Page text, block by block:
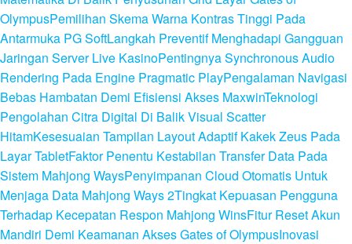
OlympusPemilihan Skema Warna Kontras Tinggi Pada
Antarmuka PG SoftLangkah Preventif Menghadapi Gangguan
Jaringan Server Live KasinoPentingnya Synchronous Audio
Rendering Pada Engine Pragmatic PlayPengalaman Navigasi
Bebas Hambatan Demi Efisiensi Akses MaxwinTeknologi
Pengolahan Citra Digital Di Balik Visual Scatter
HitamKesesuaian Tampilan Layout Adaptif Kakek Zeus Pada
Layar TabletFaktor Penentu Kestabilan Transfer Data Pada
Sistem Mahjong WaysPenyimpanan Cloud Otomatis Untuk
Menjaga Data Mahjong Ways 2Tingkat Kepuasan Pengguna
Terhadap Kecepatan Respon Mahjong WinsFitur Reset Akun
Mandiri Demi Keamanan Akses Gates of OlympusInovasi